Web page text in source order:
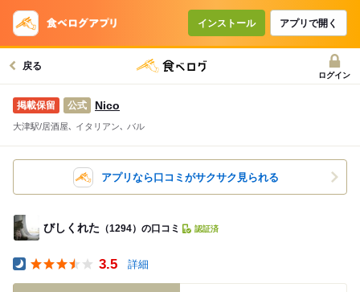
インストール アプリで開く
戻る
ログイン
公式 Nico
大津駅/居酒屋､ イタリアン､ バル
アプリなら口コミがサクサク見られる
びしくれた （1294）の口コミ 認証済
3.5 詳細